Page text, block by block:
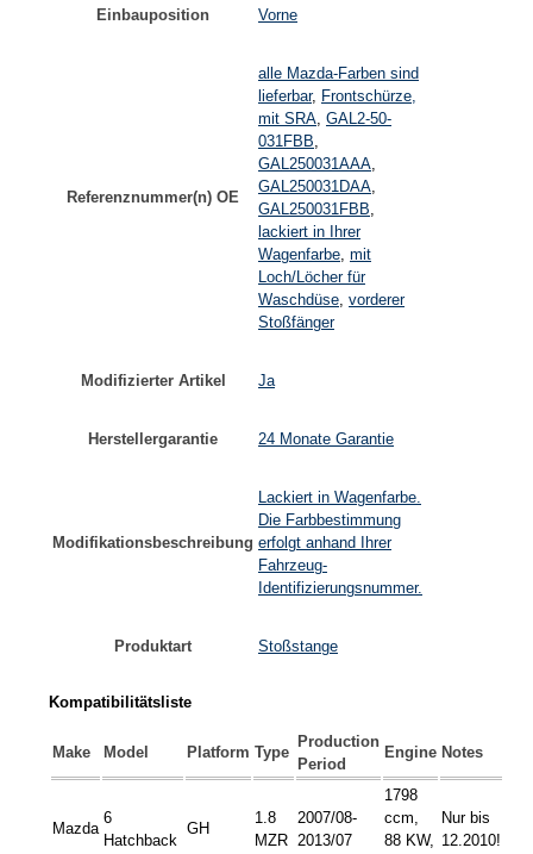
Einbauposition Vorne
Referenznummer(n) OE
alle Mazda-Farben sind
lieferbar, Frontschürze,
mit SRA GAL2-50-
031FBB
GAL250031AAA
GAL250031DAA
GAL250031FBB
lackiert in Ihrer
Wagenfarbe mit
Loch/Löcher für
Waschdüse vorderer
Stoßfänger
Modifizierter Artikel Ja
Herstellergarantie 24 Monate Garantie
Modifikationsbeschreibung
Lackiert in Wagenfarbe.
Die Farbbestimmung
erfolgt anhand Ihrer
Fahrzeug-
Identifizierungsnummer.
Produktart Stoßstange
Kompatibilitätsliste
Make Model Platform Type
Production
Period
Engine Notes
Mazda
6
Hatchback
GH
1.8
MZR
2007/08-
2013/07
1798
ccm,
88 KW,
Nur bis
12.2010!